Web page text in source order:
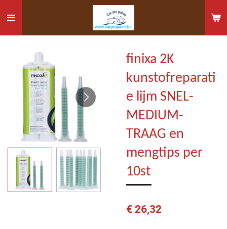
direct
naar
hoofdinhoud
finixa 2K
kunstofreparati
e lijm SNEL-
MEDIUM-
TRAAG en
mengtips per
10st
€ 26,32